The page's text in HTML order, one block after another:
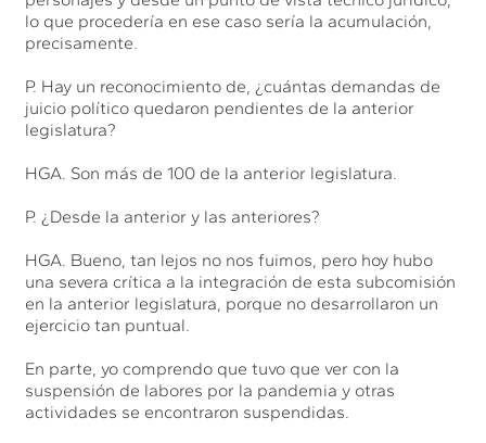
lo que procedería en ese caso sería la acumulación,
precisamente.
P. Hay un reconocimiento de, ¿cuántas demandas de
juicio político quedaron pendientes de la anterior
legislatura?
HGA. Son más de 100 de la anterior legislatura.
P. ¿Desde la anterior y las anteriores?
HGA. Bueno, tan lejos no nos fuimos, pero hoy hubo
una severa crítica a la integración de esta subcomisión
en la anterior legislatura, porque no desarrollaron un
ejercicio tan puntual.
En parte, yo comprendo que tuvo que ver con la
suspensión de labores por la pandemia y otras
actividades se encontraron suspendidas.